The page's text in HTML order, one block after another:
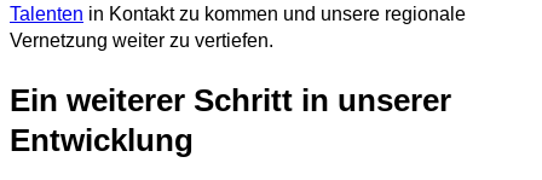
Talenten in Kontakt zu kommen und unsere regionale
Vernetzung weiter zu vertiefen.
Ein weiterer Schritt in unserer
Entwicklung